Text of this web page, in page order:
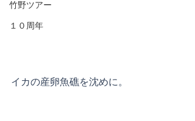
竹野ツアー
１０周年
イカの産卵魚礁を沈めに。